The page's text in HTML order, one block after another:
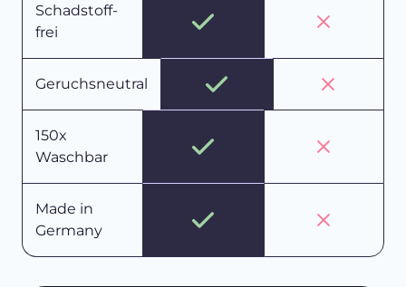
Schadstoff-
frei
Geruchsneutral
150x
Waschbar
Made in
Germany